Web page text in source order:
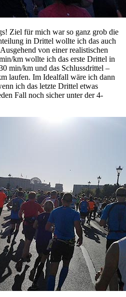
Ziel für mich war so ganz grob die
in Drittel wollte ich das auch
von einer realistischen
km wollte ich das erste Drittel in
min/km und das Schlussdrittel –
laufen. Im Idealfall wäre ich dann
ich das letzte Drittel etwas
Fall noch sicher unter der 4-